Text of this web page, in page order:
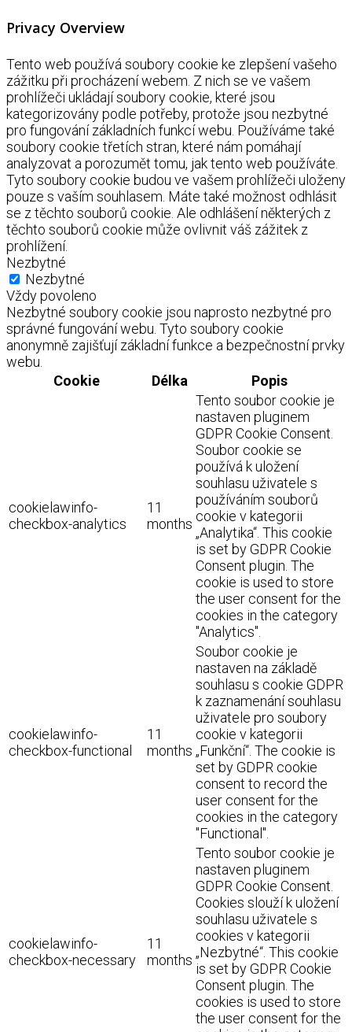
Privacy Overview
Tento web používá soubory cookie ke zlepšení vašeho
zážitku při procházení webem. Z nich se ve vašem
prohlížeči ukládají soubory cookie, které jsou
kategorizovány podle potřeby, protože jsou nezbytné
pro fungování základních funkcí webu. Používáme také
soubory cookie třetích stran, které nám pomáhají
analyzovat a porozumět tomu, jak tento web používáte.
Tyto soubory cookie budou ve vašem prohlížeči uloženy
pouze s vaším souhlasem. Máte také možnost odhlásit
se z těchto souborů cookie. Ale odhlášení některých z
těchto souborů cookie může ovlivnit váš zážitek z
prohlížení.
Nezbytné
Nezbytné
Vždy povoleno
Nezbytné soubory cookie jsou naprosto nezbytné pro
správné fungování webu. Tyto soubory cookie
anonymně zajišťují základní funkce a bezpečnostní prvky
webu.
Cookie
Délka Popis
cookielawinfo-
checkbox-analytics
11
months
Tento soubor cookie je
nastaven pluginem
GDPR Cookie Consent.
Soubor cookie se
používá k uložení
souhlasu uživatele s
používáním souborů
cookie v kategorii
„Analytika“. This cookie
is set by GDPR Cookie
Consent plugin. The
cookie is used to store
the user consent for the
cookies in the category
"Analytics".
cookielawinfo-
checkbox-functional
11
months
Soubor cookie je
nastaven na základě
souhlasu s cookie GDPR
k zaznamenání souhlasu
uživatele pro soubory
cookie v kategorii
„Funkční“. The cookie is
set by GDPR cookie
consent to record the
user consent for the
cookies in the category
"Functional".
cookielawinfo-
checkbox-necessary
11
months
Tento soubor cookie je
nastaven pluginem
GDPR Cookie Consent.
Cookies slouží k uložení
souhlasu uživatele s
cookies v kategorii
„Nezbytné“. This cookie
is set by GDPR Cookie
Consent plugin. The
cookies is used to store
the user consent for the